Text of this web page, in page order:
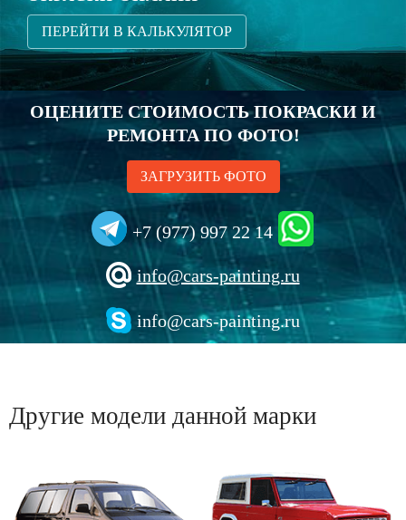
ПЕРЕЙТИ В КАЛЬКУЛЯТОР
ОЦЕНИТЕ СТОИМОСТЬ ПОКРАСКИ И
РЕМОНТА ПО ФОТО!
ЗАГРУЗИТЬ ФОТО
+7 (977) 997 22 14
info@cars-painting.ru
info@cars-painting.ru
Другие модели данной марки